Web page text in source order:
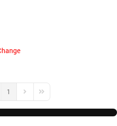
Page
1 Next PageLast Page